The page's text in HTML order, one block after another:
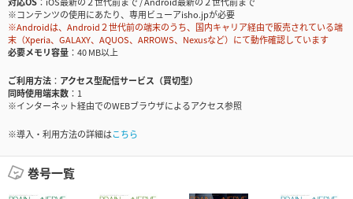
※コンテンツの使用にあたり、専用ビューアisho.jpが必要
※Androidは、Android２世代前の端末のうち、国内キャリア経由で販売されている端
末（Xperia、GALAXY、AQUOS、ARROWS、Nexusなど）にて動作確認しています
必要メモリ容量
40 MB以上
ご利用方法
アクセス型配信サービス（買切型）
同時使用端末数
1
※インターネット経由でのWEBブラウザによるアクセス参照
※導入・利用方法の詳細はこちら
巻号一覧